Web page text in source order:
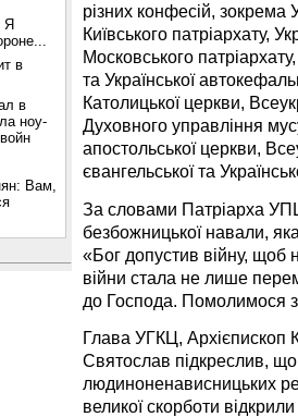
Я
в
в
ноу-
Вам,
різних конфесій, зокрема
Київського патріархату,
Московського
та Української
Католицької церкви,
Духовного управління
апостольської церкви,
євангельської та
За словами Патріарха
безбожницької навали,
«Бог допустив війну, щоб
війни стала не лише
до Господа. Помолимося
Глава УГКЦ, Архієпископ
Святослав підкреслив,
людиноненависницьких
великої скорботи